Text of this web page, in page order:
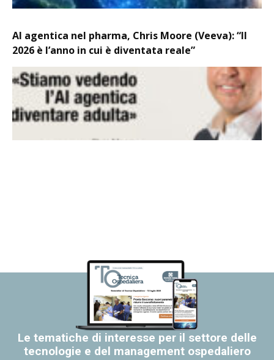
AI agentica nel pharma, Chris Moore (Veeva): “Il
2026 è l’anno in cui è diventata reale”
Le tematiche di interesse per il settore delle
tecnologie e del management ospedaliero